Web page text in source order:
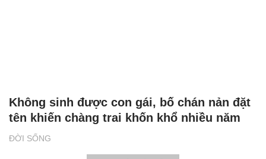
ĐỜI SỐNG
Không sinh được con gái, bố chán nản đặt
tên khiến chàng trai khốn khổ nhiều năm